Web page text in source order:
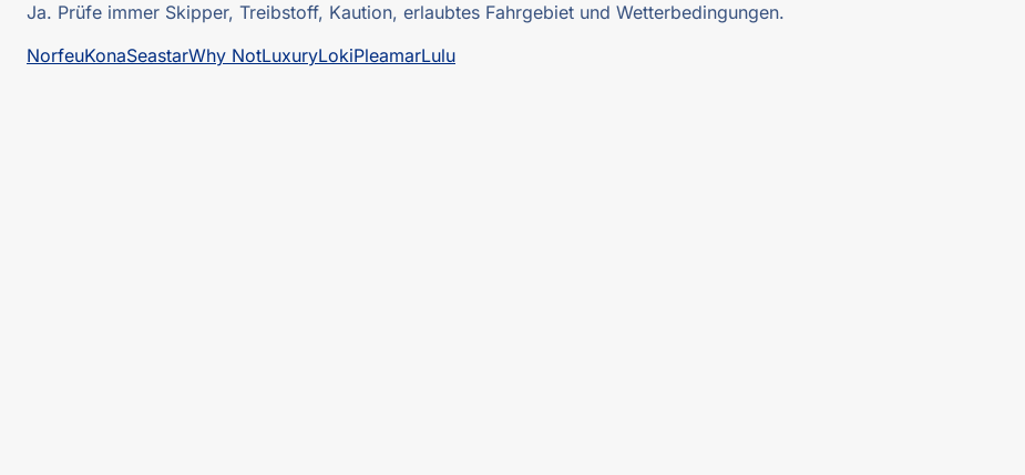
Ja. Prüfe immer Skipper, Treibstoff, Kaution, erlaubtes Fahrgebiet und Wetterbedingungen.
NorfeuKonaSeastarWhy NotLuxuryLokiPleamarLulu